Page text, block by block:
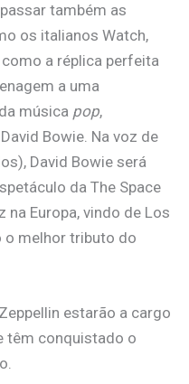
também as
os italianos Watch,
a réplica perfeita
a uma
música pop,
Bowie. Na voz de
David Bowie será
da The Space
na Europa, vindo de Los
o melhor tributo do
estarão a cargo
têm conquistado o